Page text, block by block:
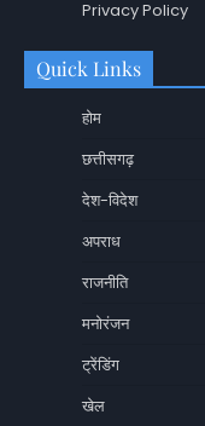
Privacy Policy
Quick Links
होम
छत्तीसगढ़
देश-विदेश
अपराध
राजनीति
मनोरंजन
ट्रेंडिंग
खेल